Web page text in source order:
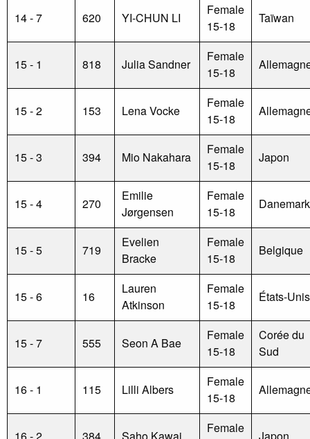
14 - 7 620 YI-CHUN LI
Female
15-18
Taïwan
15 - 1 818 Julia Sandner
Female
15-18
15 - 2 153 Lena Vocke
Female
15-18
15 - 3 394 Mio Nakahara
Female
15-18
Japon
15 - 4 270
Emilie
Jørgensen
Female
15-18
Danemark
15 - 5 719
Evelien
Bracke
Female
15-18
Belgique
15 - 6 16
Lauren
Atkinson
Female
15-18
États-Unis
15 - 7 555 Seon A Bae
Female
15-18
Corée du
Sud
16 - 1 115 Lilli Albers
Female
15-18
16 - 2 384 Saho Kawai
Female
Japon